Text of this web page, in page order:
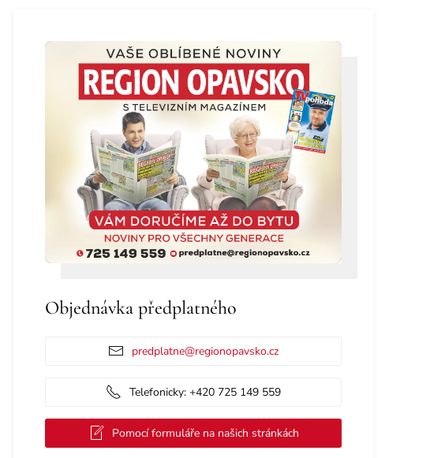
Objednávka předplatného
predplatne@regionopavsko.cz
Telefonicky: +420 725 149 559
Pomocí formuláře na našich stránkách